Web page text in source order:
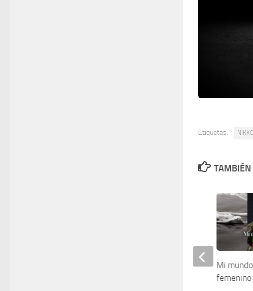
Etiquetas:
TAMBIÉN
Mi
femenino